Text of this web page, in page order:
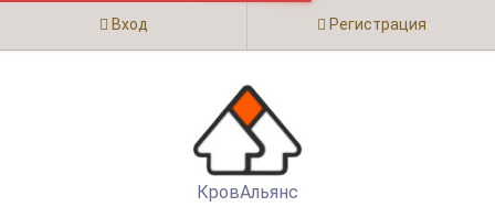
Вход Регистрация
КровАльянс